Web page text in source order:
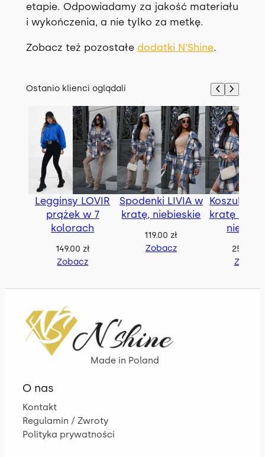
etapie. Odpowiadamy za jakość materiału
i wykończenia, a nie tylko za metkę.
Zobacz też pozostałe dodatki N’Shine.
Ostanio klienci oglądali
Legginsy LOVIR
prążek w 7
kolorach
149.00 zł
Zobacz
Spodenki LIVIA w
kratę, niebieskie
119.00zł
Zobacz
Koszula
kratę z
259.00
Zobacz
Made in Poland
O nas
Kontakt
Regulamin / Zwroty
Polityka prywatności